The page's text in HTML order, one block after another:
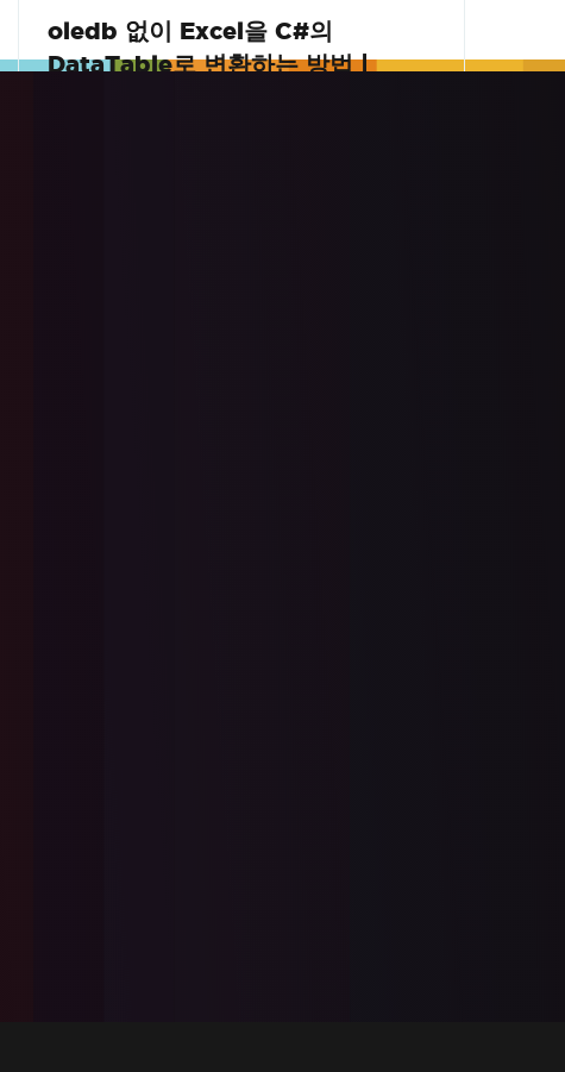
oledb 없이 Excel을 C#의
DataTable로 변환하는 방법 |